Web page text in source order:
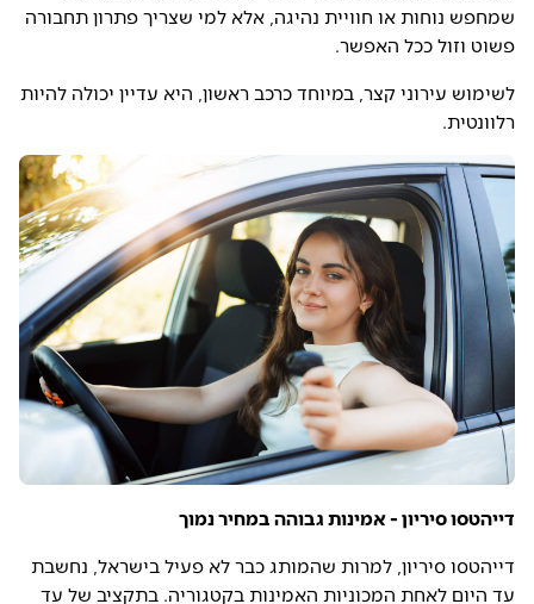
שמחפש נוחות או חוויית נהיגה, אלא למי שצריך פתרון תחבורה
פשוט וזול ככל האפשר.
לשימוש עירוני קצר, במיוחד כרכב ראשון, היא עדיין יכולה להיות
רלוונטית.
דייהטסו סיריון - אמינות גבוהה במחיר נמוך
דייהטסו סיריון, למרות שהמותג כבר לא פעיל בישראל, נחשבת
עד היום לאחת המכוניות האמינות בקטגוריה. בתקציב של עד